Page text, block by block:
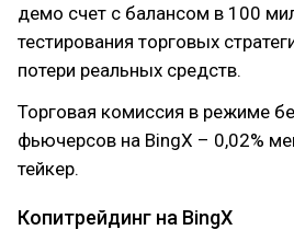
демо счет с балансом в 100
тестирования торговых
потери реальных средств.
Торговая комиссия в режиме
фьючерсов на BingX – 0,02%
тейкер.
Копитрейдинг на BingX